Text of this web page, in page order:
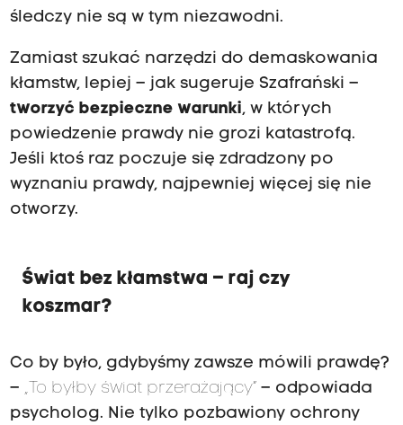
śledczy nie są w tym niezawodni.
Zamiast szukać narzędzi do demaskowania
kłamstw, lepiej – jak sugeruje Szafrański –
tworzyć bezpieczne warunki, w których
powiedzenie prawdy nie grozi katastrofą.
Jeśli ktoś raz poczuje się zdradzony po
wyznaniu prawdy, najpewniej więcej się nie
otworzy.
Świat bez kłamstwa – raj czy
koszmar?
Co by było, gdybyśmy zawsze mówili prawdę?
– „To byłby świat przerażający”– odpowiada
psycholog. Nie tylko pozbawiony ochrony